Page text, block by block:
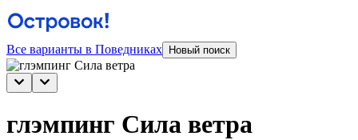
Все варианты в Поведниках Новый поиск
глэмпинг Сила ветра